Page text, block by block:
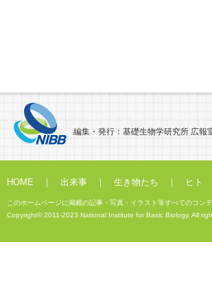
編集・発行：基礎生物学研究所 広報
HOME ｜ 出来事 ｜ 生き物たち ｜ ヒト
このホームページに掲載の記事・写真・イラスト等すべてのコン
Copyright© 2011-2023 National Institute for Basic Biology. All